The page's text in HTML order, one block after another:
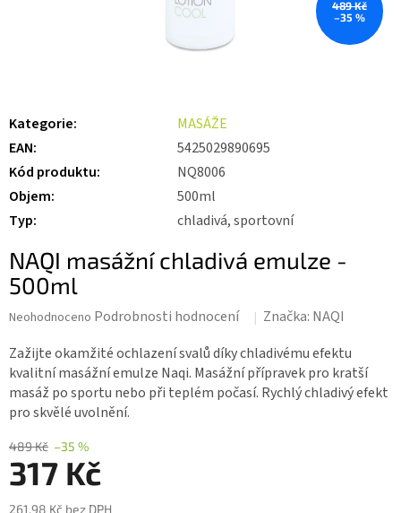
489 Kč
–35 %
Kategorie:
MASÁŽE
EAN:
5425029890695
Kód produktu:
NQ8006
Objem:
500ml
Typ: chladivá, sportovní
NAQI masážní chladivá emulze -
500ml
Průměrné
produktu
je
0,0
z 5
hvězdiček.
Neohodnoceno Podrobnosti hodnocení Značka: NAQI
Zažijte okamžité ochlazení svalů díky chladivému efektu
kvalitní masážní emulze Naqi. Masážní přípravek pro kratší
masáž po sportu nebo při teplém počasí. Rychlý chladivý efekt
pro skvělé uvolnění.
489 Kč –35 %
317 Kč
261,98 Kč bez DPH